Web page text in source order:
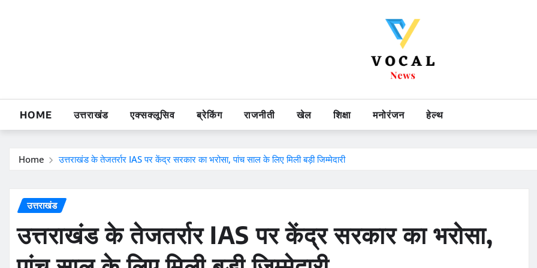
HOME उत्तराखंड एक्सक्लूसिव ब्रेकिंग राजनीती खेल शिक्षा मनोरंजन हेल्थ
Home उत्तराखंड के तेजतर्रार IAS पर केंद्र सरकार का भरोसा, पांच साल के लिए मिली बड़ी जिम्मेदारी
उत्तराखंड
उत्तराखंड के तेजतर्रार IAS पर केंद्र सरकार का भरोसा,